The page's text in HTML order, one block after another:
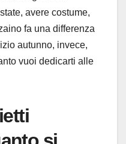
avere costume,
fa una differenza
autunno, invece,
vuoi dedicarti alle